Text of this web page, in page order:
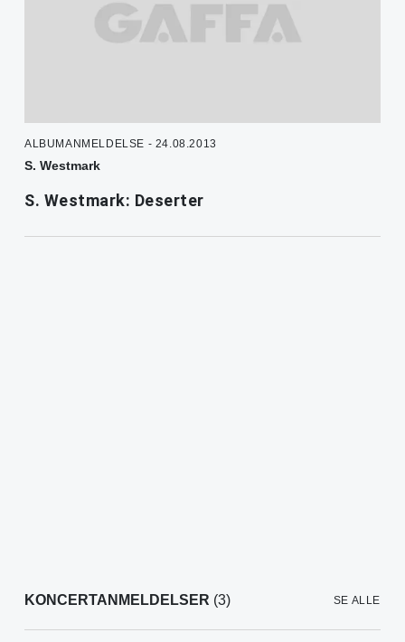
ALBUMANMELDELSE - 24.08.2013
S. Westmark
S. Westmark: Deserter
KONCERTANMELDELSER (3) SE ALLE